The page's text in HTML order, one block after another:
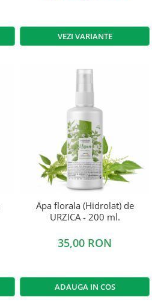
VEZI VARIANTE
Apa florala (Hidrolat) de
URZICA - 200 ml.
35,00 RON
ADAUGA IN COS